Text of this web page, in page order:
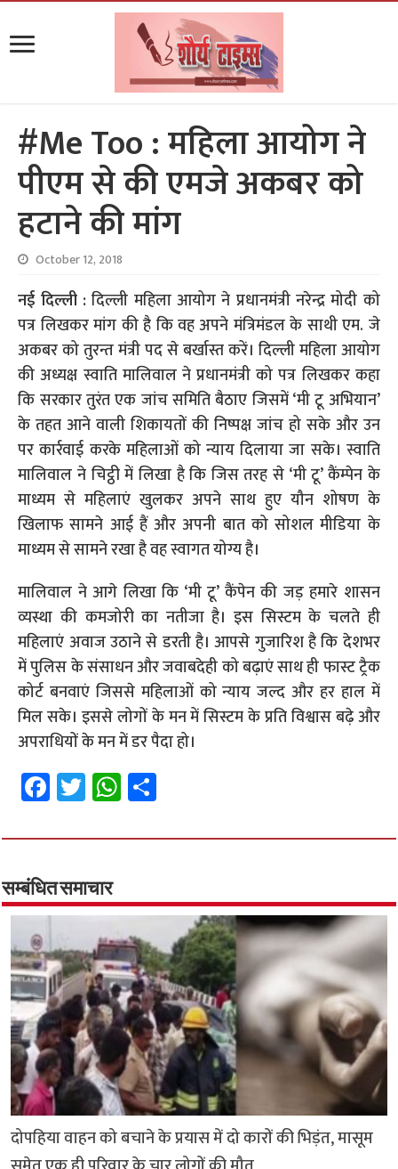
#Me Too : महिला आयोग ने
पीएम से की एमजे अकबर को
हटाने की मांग
October 12, 2018
नई दिल्ली :दिल्ली महिला आयोग ने प्रधानमंत्री नरेन्द्र मोदी को
पत्र लिखकर मांग की है कि वह अपने मंत्रिमंडल के साथी एम. जे
अकबर को तुरन्त मंत्री पद से बर्खास्त करें। दिल्ली महिला आयोग
की अध्यक्ष स्वाति मालिवाल ने प्रधानमंत्री को पत्र लिखकर कहा
कि सरकार तुरंत एक जांच समिति बैठाए जिसमें ‘मी टू अभियान’
के तहत आने वाली शिकायतों की निष्पक्ष जांच हो सके और उन
पर कार्रवाई करके महिलाओं को न्याय दिलाया जा सके। स्वाति
मालिवाल ने चिट्ठी में लिखा है कि जिस तरह से ‘मी टू’ कैंम्पेन के
माध्यम से महिलाएं खुलकर अपने साथ हुए यौन शोषण के
खिलाफ सामने आई हैं और अपनी बात को सोशल मीडिया के
माध्यम से सामने रखा है वह स्वागत योग्य है।
मालिवाल ने आगे लिखा कि ‘मी टू’ कैंपेन की जड़ हमारे शासन
व्यस्था की कमजोरी का नतीजा है। इस सिस्टम के चलते ही
महिलाएं अवाज उठाने से डरती है। आपसे गुजारिश है कि देशभर
में पुलिस के संसाधन और जवाबदेही को बढ़ाएं साथ ही फास्ट ट्रैक
कोर्ट बनवाएं जिससे महिलाओं को न्याय जल्द और हर हाल में
मिल सके। इससे लोगों के मन में सिस्टम के प्रति विश्वास बढ़े और
अपराधियों के मन में डर पैदा हो।
Fa
ce
b
o
o
k
T
wi
tt
er
W
h
at
p
p
ar
सम्बंधित समाचार
दोपहिया वाहन को बचाने के प्रयास में दो कारों की भिड़ंत, मासूम